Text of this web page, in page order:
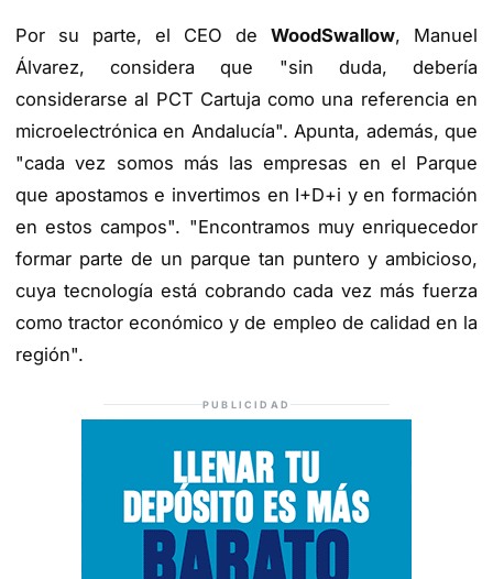
Por su parte, el CEO de WoodSwallow, Manuel
Álvarez, considera que "sin duda, debería
considerarse al PCT Cartuja como una referencia en
microelectrónica en Andalucía". Apunta, además, que
"cada vez somos más las empresas en el Parque
que apostamos e invertimos en I+D+i y en formación
en estos campos". "Encontramos muy enriquecedor
formar parte de un parque tan puntero y ambicioso,
cuya tecnología está cobrando cada vez más fuerza
como tractor económico y de empleo de calidad en la
región".
PUBLICIDAD